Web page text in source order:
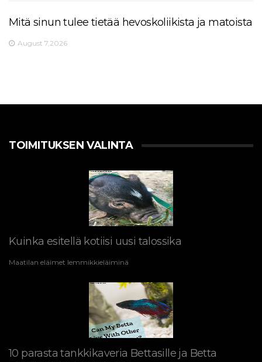
Mitä sinun tulee tietää hevoskoliikista ja matoista
August 7,2026
TOIMITUKSEN VALINTA
Kuinka esitellä kotiisi uusi talossika
Maatilan eläimet lemmikkieläiminä
10 parasta tankkikaveria Bettasille ja Betta